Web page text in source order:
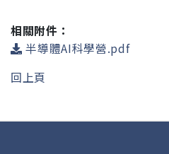
相關附件：
半導體AI科學營.pdf
回上頁